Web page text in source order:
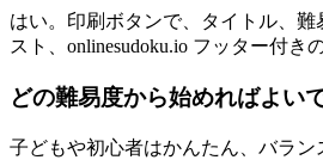
はい。印刷ボタンで、タイトル、難
スト、onlinesudoku.io フッター付き
どの難易度から始めればよい
子どもや初心者はかんたん、バラン